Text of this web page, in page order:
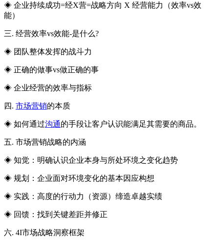
◈ 企业持续成功=经X营=战略方向 X 经营能力（效率vs效
能）
三. 经营效率vs效能-是什么?
◈ 团队整体发挥的战斗力
◈ 正确的做事vs做正确的事
◈ 企业经营的效率与指标
四. 市场营销的本质
◈ 如何通过沟通的手段让客户认识能满足其需要的商品。
五. 市场营销战略的内涵
◈ 知觉：明确认识企业本身与所处环境之变化趋势
◈ 规划：企业面对环境变化的基本因应构想
◈ 实践：高度的行动力（资源）缔造卓越实绩
◈ 回馈：找到关键差距并修正
六. 4I市场战略洞察框架